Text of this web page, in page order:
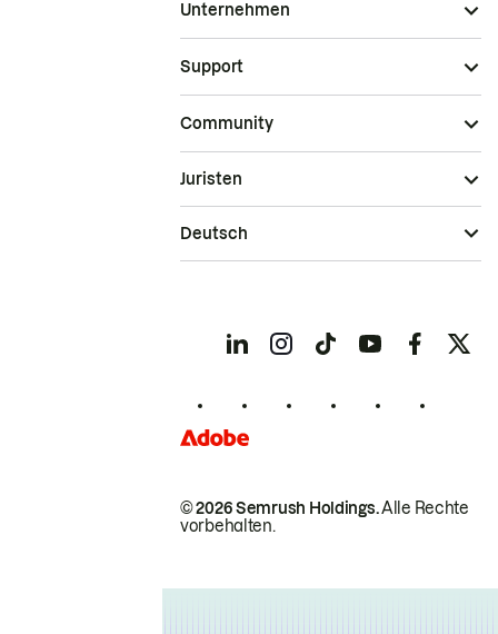
Unternehmen
Support
Community
© 2026 Semrush Holdings.Alle Rechte
vorbehalten.
Juristen
Deutsch